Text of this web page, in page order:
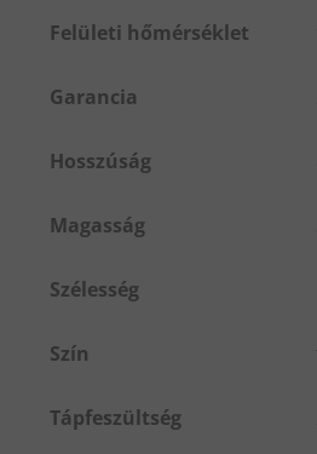
Felületi hőmérséklet
Garancia
Hosszúság
Magasság
Szélesség
Szín
Tápfeszültség